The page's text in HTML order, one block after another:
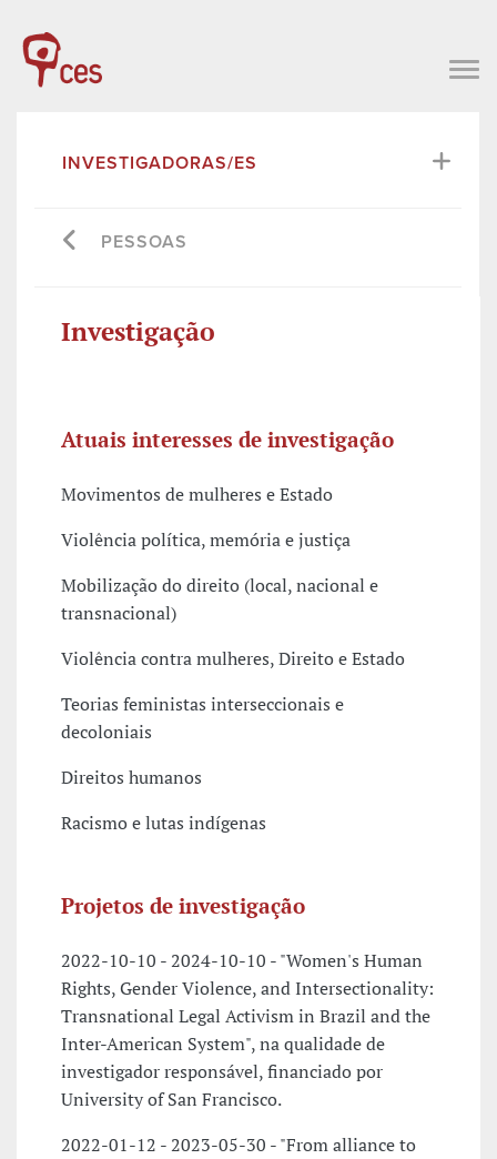
INVESTIGADORAS/ES
PESSOAS
Investigação
Atuais interesses de investigação
Movimentos de mulheres e Estado
Violência política, memória e justiça
Mobilização do direito (local, nacional e
transnacional)
Violência contra mulheres, Direito e Estado
Teorias feministas interseccionais e
decoloniais
Direitos humanos
Racismo e lutas indígenas
Projetos de investigação
2022-10-10 - 2024-10-10 - "Women's Human
Rights, Gender Violence, and Intersectionality:
Transnational Legal Activism in Brazil and the
Inter-American System", na qualidade de
investigador responsável, financiado por
University of San Francisco.
2022-01-12 - 2023-05-30 - "From alliance to